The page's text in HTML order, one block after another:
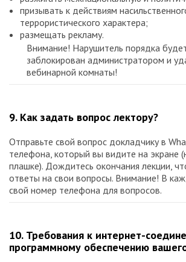
призывать к действиям
террористического характера;
размещать рекламу.
Внимание! Нарушитель порядка
заблокирован администратором и
вебинарной комнаты!
9. Как задать вопрос лектору?
Отправьте свой вопрос докладчику в
телефона, который вы видите на экране
плашке). Дождитесь окончания лекции,
ответы на свои вопросы. Внимание! В
свой номер телефона для вопросов.
10. Требования к интернет-
программному обеспечению